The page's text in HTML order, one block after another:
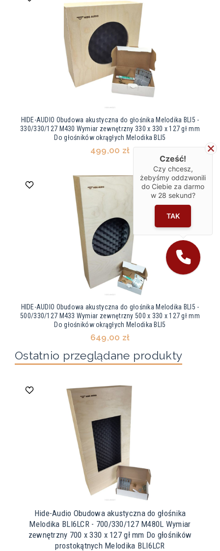
HIDE-AUDIO Obudowa akustyczna do głośnika Melodika BLI5 -
330/330/127 M430 Wymiar zewnętrzny 330 x 330 x 127 gł mm
Do głośników okrągłych Melodika BLI5
499,00 zł
HIDE-AUDIO Obudowa akustyczna do głośnika Melodika BLI5 -
500/330/127 M433 Wymiar zewnętrzny 500 x 330 x 127 gł mm
Do głośników okrągłych Melodika BLI5
649,00 zł
Ostatnio przeglądane produkty
Hide-Audio Obudowa akustyczna do głośnika
Melodika BLI6LCR - 700/330/127 M480L Wymiar
zewnętrzny 700 x 330 x 127 gł mm Do głośników
prostokątnych Melodika BLI6LCR
Cześć!
Czy chcesz,
żebyśmy oddzwonili
do Ciebie za darmo
w 28 sekund?
TAK